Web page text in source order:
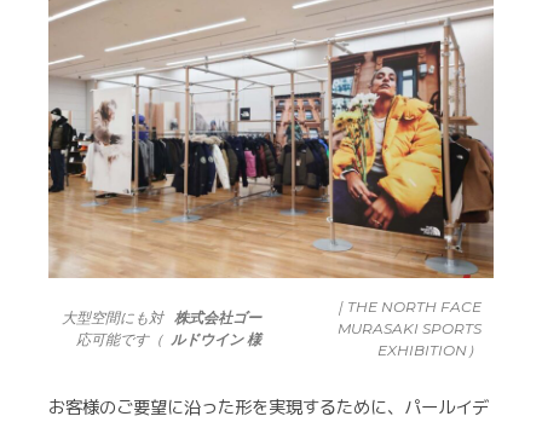
大型空間にも対
応可能です（
株式会社ゴー
ルドウイン 様
｜THE NORTH FACE
MURASAKI SPORTS
EXHIBITION）
お客様のご要望に沿った形を実現するために、パールイデ